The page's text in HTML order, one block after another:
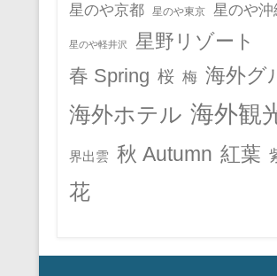
星のや京都 星のや東京 星のや沖
星のや軽井沢
星野リゾート
春 Spring 桜 梅 海外グ
海外ホテル 海外観
界出雲 秋 Autumn 紅葉
花